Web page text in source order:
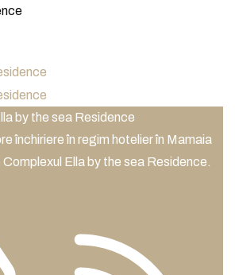
nce
închiriere în regim hotelier în Mamaia
Ella by the sea Residence.